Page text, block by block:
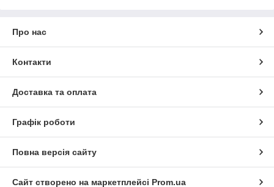
Про нас
Контакти
Доставка та оплата
Графік роботи
Повна версія сайту
Сайт створено на маркетплейсі Prom.ua